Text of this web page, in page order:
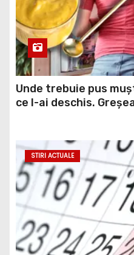
Unde trebuie pus
ce l-ai deschis.
STIRI ACTUALE